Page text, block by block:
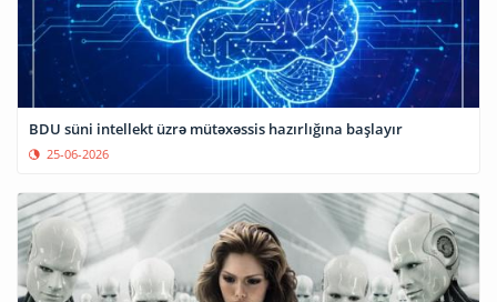
BDU süni intellekt üzrə mütəxəssis hazırlığına başlayır
25-06-2026